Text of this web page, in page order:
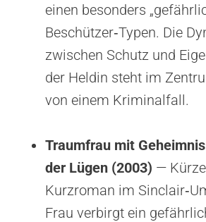
einen besonders
Beschützer‑Typen. Die
zwischen Schutz und
der Heldin steht im
von einem Kriminalfall.
Traumfrau mit
der Lügen (2003) —
Kurzroman im
Frau verbirgt ein